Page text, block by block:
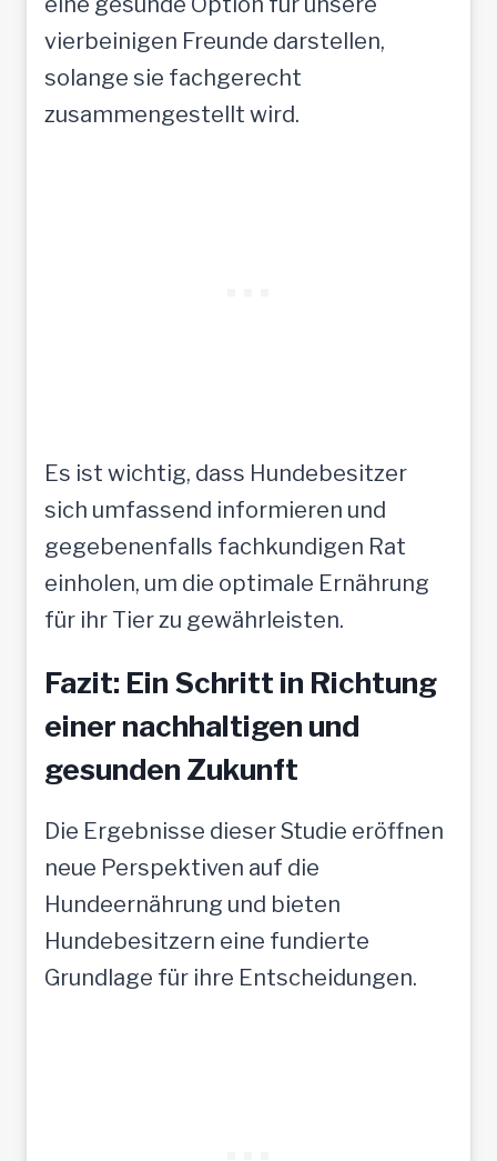
vierbeinigen Freunde darstellen,
solange sie fachgerecht
zusammengestellt wird.
Es ist wichtig, dass Hundebesitzer
sich umfassend informieren und
gegebenenfalls fachkundigen Rat
einholen, um die optimale Ernährung
für ihr Tier zu gewährleisten.
Fazit: Ein Schritt in Richtung
einer nachhaltigen und
gesunden Zukunft
Die Ergebnisse dieser Studie eröffnen
neue Perspektiven auf die
Hundeernährung und bieten
Hundebesitzern eine fundierte
Grundlage für ihre Entscheidungen.